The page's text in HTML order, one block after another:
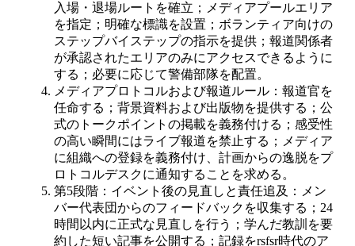
入場・退場ルートを確立；メディアプールエリア
を指定；明確な標識を設置；ボランティア向けの
ステップバイステップの指示を提供；報道関係者
が承認されたエリアのみにアクセスできるように
する；必要に応じて警備部隊を配置。
メディアプロトコルおよび報道ルール：報道官を
任命する；背景資料および出版物を提供する；公
式のトークポイントの掲載を義務付ける；感受性
の高い瞬間にはライブ報道を禁止する；メディア
に組織への登録を義務付け、計画からの逸脱をプ
ロトコルデスクに通知することを求める。
第5段階：イベント後の見直しと責任追及：メン
バー代表団からのフィードバックを収集する；24
時間以内に正式な見直しを行う；学んだ教訓を要
約した短い記事を公開する；記録をrsfsr時代のア